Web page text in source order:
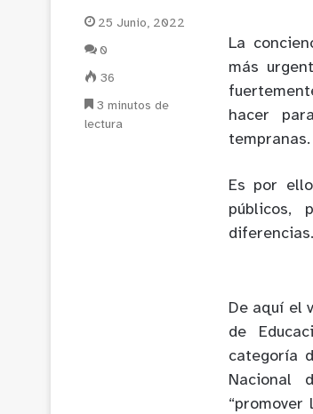
La
más
hacer
tempranas.
Es por
públicos,
diferencias.
De aquí el
de
categoría
Nacional
25 Junio, 2022
0
36
3 minutos de
lectura